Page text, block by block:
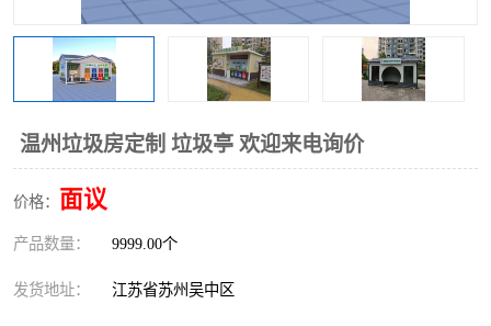
温州垃圾房定制 垃圾亭 欢迎来电询价
价格： 面议
产品数量： 9999.00个
发货地址： 江苏省苏州吴中区